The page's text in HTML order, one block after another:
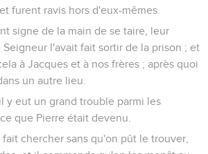
furent ravis hors d'eux-mêmes.
signe de la main de se taire, leur
l'avait fait sortir de la prison ; et
à Jacques et à nos frères ; après quoi
un autre lieu.
y eut un grand trouble parmi les
que Pierre était devenu.
chercher sans qu'on pût le trouver,